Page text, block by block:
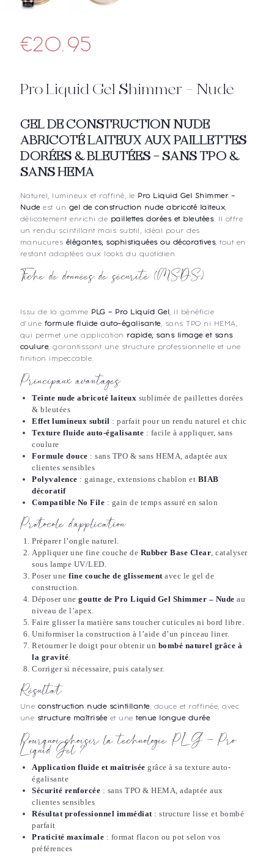
€20.95
Pro Liquid Gel Shimmer – Nude
GEL DE CONSTRUCTION NUDE
ABRICOTÉ LAITEUX AUX PAILLETTES
DORÉES & BLEUTÉES – SANS TPO &
SANS HEMA
Naturel, lumineux et raffiné, le
Pro Liquid Gel Shimmer –
Nudeest un gel de construction nude abricoté laiteux,
délicatement enrichi de paillettes dorées et bleutées. Il offre
un rendu scintillant mais subtil, idéal pour des
manucures élégantes, sophistiquées ou décoratives, tout en
restant adaptées aux looks du quotidien.
Fiche de données de sécurité (MSDS)
Issu de la gamme PLG – Pro Liquid Gel , il bénéficie
d’une formule fluide auto-égalisante, sans TPO ni HEMA,
qui permet une application rapide, sans limage et sans
coulure, garantissant une structure professionnelle et une
finition impeccable.
Principaux avantages
Teinte nude abricoté laiteux sublimée de paillettes dorées
& bleutées
Effet lumineux subtil : parfait pour un rendu naturel et chic
Texture fluide auto-égalisante : facile à appliquer, sans
coulure
Formule douce : sans TPO & sans HEMA, adaptée aux
clientes sensibles
Polyvalence : gainage, extensions chablon et BIAB
décoratif
Compatible No File : gain de temps assuré en salon
Protocole d’application
Préparer l’ongle naturel.
Appliquer une fine couche de Rubber Base Clear, catalyser
sous lampe UV/LED.
Poser une fine couche de glissementavec le gel de
construction.
Déposer une goutte de Pro Liquid Gel Shimmer – Nude au
niveau de l’apex.
Faire glisser la matière sans toucher cuticules ni bord libre.
Uniformiser la construction à l’aide d’un pinceau liner.
Retourner le doigt pour obtenir un bombé naturel grâce à
la gravité.
Corriger si nécessaire, puis catalyser.
Résultat
Une construction nude scintillante, douce et raffinée, avec
une structure maîtriséeet une tenue longue durée.
Pourquoi choisir la technologie PLG – Pro
Liquid Gel ?
Application fluide et maîtrisée grâce à sa texture auto-
égalisante
Sécurité renforcée : sans TPO & HEMA, adaptée aux
clientes sensibles
Résultat professionnel immédiat: structure lisse et bombé
parfait
Praticité maximale : format flacon ou pot selon vos
préférences